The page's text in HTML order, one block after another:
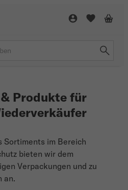
Produkte für
Sortiments im Bereich
bieten wir dem
Verpackungen und zu
an.